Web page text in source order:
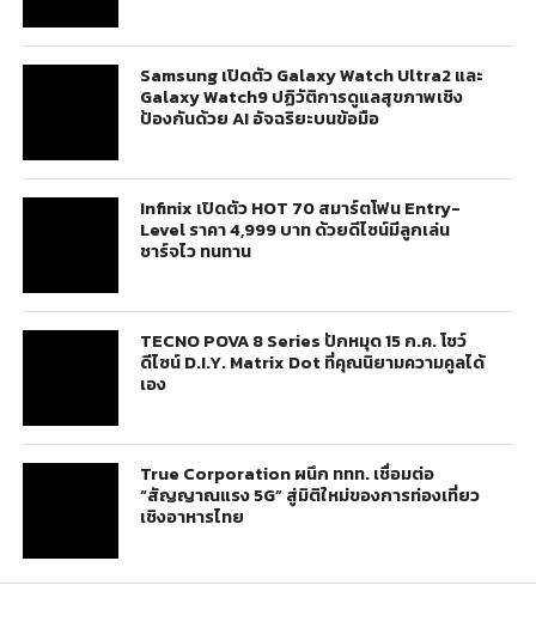
Samsung เปิดตัว Galaxy Watch Ultra2 และ
Galaxy Watch9 ปฏิวัติการดูแลสุขภาพเชิง
ป้องกันด้วย AI อัจฉริยะบนข้อมือ
Infinix เปิดตัว HOT 70 สมาร์ตโฟน Entry-
Level ราคา 4,999 บาท ด้วยดีไซน์มีลูกเล่น
ชาร์จไว ทนทาน
TECNO POVA 8 Series ปักหมุด 15 ก.ค. โชว์
ดีไซน์ D.I.Y. Matrix Dot ที่คุณนิยามความคูลได้
เอง
True Corporation ผนึก ททท. เชื่อมต่อ
“สัญญาณแรง 5G” สู่มิติใหม่ของการท่องเที่ยว
เชิงอาหารไทย